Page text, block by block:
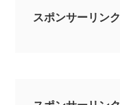
スポンサーリンク